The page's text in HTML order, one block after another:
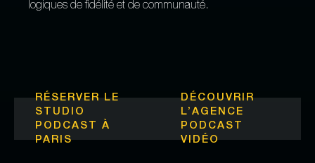
logiques de fidélité et de communauté.
RÉSERVER LE
STUDIO
PODCAST À
PARIS
DÉCOUVRIR
L’ AGENCE
PODCAST
VIDÉO